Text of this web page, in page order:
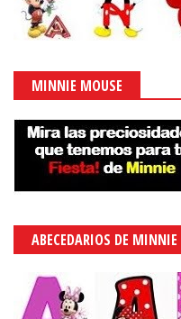
MINNIE MOUSE
ABECEDARIOS DE MINNIE